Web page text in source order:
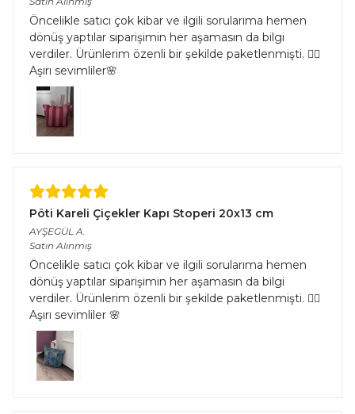
Öncelikle satıcı çok kibar ve ilgili sorularıma hemen
dönüş yaptılar siparişimin her aşamasın da bilgi
verdiler. Ürünlerim özenli bir şekilde paketlenmişti. 👌🏻
Aşırı sevimliler🌸
Pöti Kareli Çiçekler Kapı Stoperi 20x13 cm
AYŞEGÜL A.
Satın Alınmış
Öncelikle satıcı çok kibar ve ilgili sorularıma hemen
dönüş yaptılar siparişimin her aşamasın da bilgi
verdiler. Ürünlerim özenli bir şekilde paketlenmişti. 👌🏻
Aşırı sevimliler 🌸